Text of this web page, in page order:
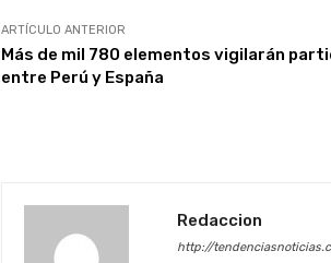
ARTÍCULO ANTERIOR
Más de mil 780 elementos vigilarán
entre Perú y España
Redaccion
http://